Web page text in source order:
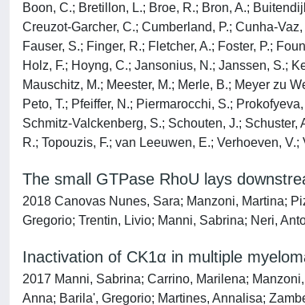
Boon, C.; Bretillon, L.; Broe, R.; Bron, A.;
Creuzot-Garcher, C.; Cumberland, P.; Cunha-
Fauser, S.; Finger, R.; Fletcher, A.; Foster, P.;
Holz, F.; Hoyng, C.; Jansonius, N.; Janssen, S.;
Mauschitz, M.; Meester, M.; Merle, B.; Meyer zu
Peto, T.; Pfeiffer, N.; Piermarocchi, S.;
Schmitz-Valckenberg, S.; Schouten, J.;
R.; Topouzis, F.; van Leeuwen, E.; Verhoeven,
The small GTPase RhoU lays
2018 Canovas Nunes, Sara; Manzoni, Martina;
Gregorio; Trentin, Livio; Manni, Sabrina; Neri,
Inactivation of CK1α in multiple
2017 Manni, Sabrina; Carrino, Marilena;
Anna; Barila', Gregorio; Martines, Annalisa;